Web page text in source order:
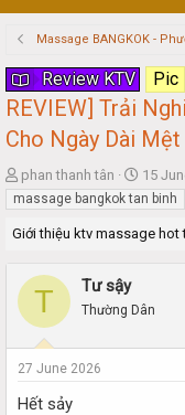
Massage BANGKOK -
Review KTV Pic
REVIEW] Trải
Cho Ngày Dài
T
h
r
e
s
t
r
t
phan thanh tân
S
t
a
r
t
15
massage bangkok tan binh
Giới thiệu ktv massage hot
T Tư sậy
Thường Dân
27 June 2026
Hết sảy